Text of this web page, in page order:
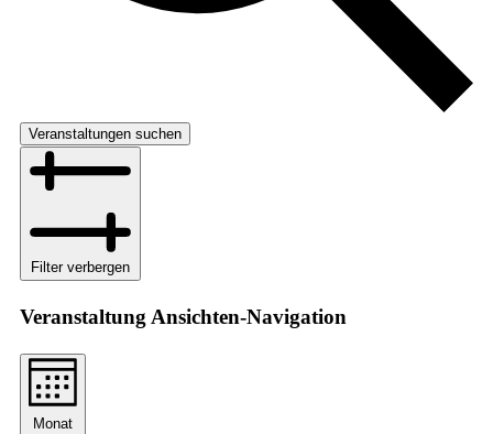
Veranstaltungen suchen
Filter verbergen
Veranstaltung Ansichten-Navigation
Monat